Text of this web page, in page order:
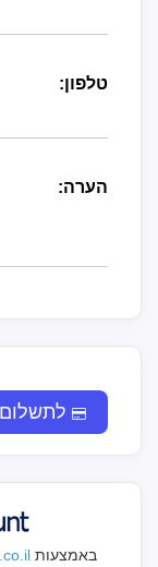
טלפון:
הערה:
לתשלום
באמצעות